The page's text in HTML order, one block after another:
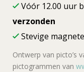
Vóór 12.00 uur
verzonden
Stevige
Ontwerp van picto’s
pictogrammen van